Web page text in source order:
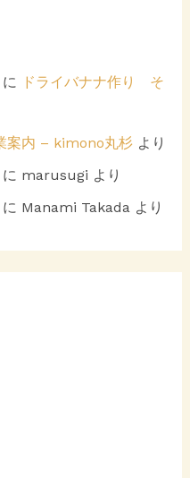
に ドライバナナ作り そ
案内 – kimono丸杉より
に marusugi より
に Manami Takadaより